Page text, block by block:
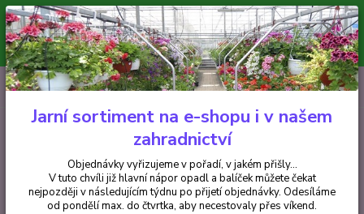
Minimální hodnota pro odeslání z e-shopu je 300 Kč.
V tuto chvíli již hlavní nápor objednávek opadl a balíček můžete čekat
nejpozději v následujícím týdnu po přijetí objednávky. Objednávky
vyřizujeme v pořadí, v jakém přišly...
CZK
Hledat
+420 602 223 614 0ks
za0 Kč
Jarní sortiment na e-shopu i v našem
zahradnictví
Objednávky vyřizujeme v pořadí, v jakém přišly...
V tuto chvíli již hlavní nápor opadl a balíček můžete čekat
nejpozději v následujícím týdnu po přijetí objednávky. Odesíláme
od pondělí max. do čtvrtka, aby necestovaly přes víkend.